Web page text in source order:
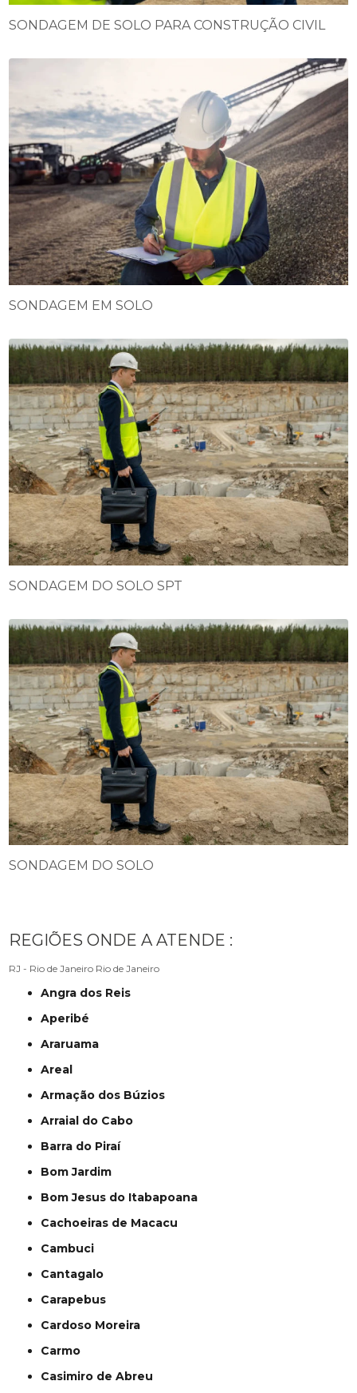
SONDAGEM DE SOLO PARA CONSTRUÇÃO CIVIL
SONDAGEM EM SOLO
SONDAGEM DO SOLO SPT
SONDAGEM DO SOLO
REGIÕES ONDE A ATENDE :
RJ - Rio de Janeiro Rio de Janeiro
Angra dos Reis
Aperibé
Araruama
Areal
Armação dos Búzios
Arraial do Cabo
Barra do Piraí
Bom Jardim
Bom Jesus do Itabapoana
Cachoeiras de Macacu
Cambuci
Cantagalo
Carapebus
Cardoso Moreira
Carmo
Casimiro de Abreu